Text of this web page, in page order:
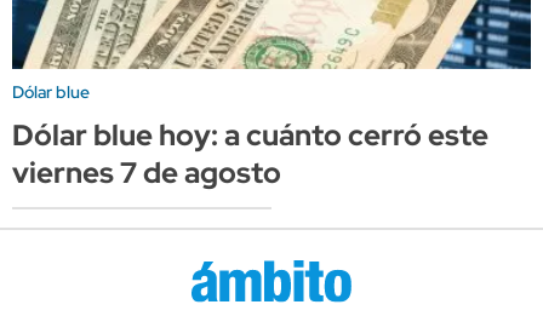
Dólar blue
Dólar blue hoy: a cuánto cerró este
viernes 7 de agosto